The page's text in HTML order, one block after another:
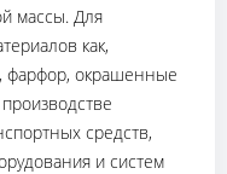
массы. Для
как,
фарфор, окрашенные
средств,
и систем